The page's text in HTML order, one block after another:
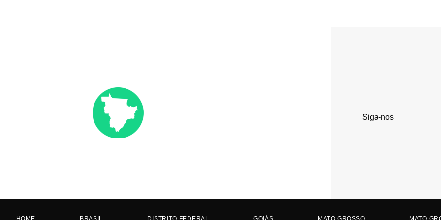
Siga-nos
HOME BRASIL DISTRITO FEDERAL GOIÁS MATO GROSSO MATO